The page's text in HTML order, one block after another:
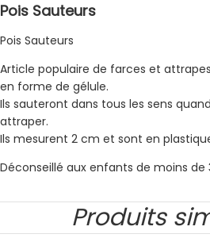
Pois Sauteurs
Pois Sauteurs
Article populaire de farces et
en forme de gélule.
Ils sauteront dans tous les sens
attraper.
Ils mesurent 2 cm et sont en
Déconseillé aux enfants de moins de
Produits